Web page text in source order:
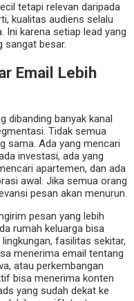
tetapi relevan daripada
kualitas audiens selalu
Ini karena setiap lead yang
sangat besar.
Email Lebih
dibanding banyak kanal
Tidak semua
sama. Ada yang mencari
investasi, ada yang
apartemen, dan ada
awal. Jika semua orang
pesan akan menurun.
pesan yang lebih
rumah keluarga bisa
fasilitas sekitar,
menerima email tentang
atau perkembangan
bisa menerima konten
yang sudah dekat ke